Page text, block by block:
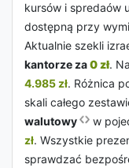
kursów i spredaów
dostępną przy
Aktualnie szekli
kantorze za0 zł.
4.985 zł. Różnica
skali całego
walutowy
w
zł. Wszystkie
sprawdzać